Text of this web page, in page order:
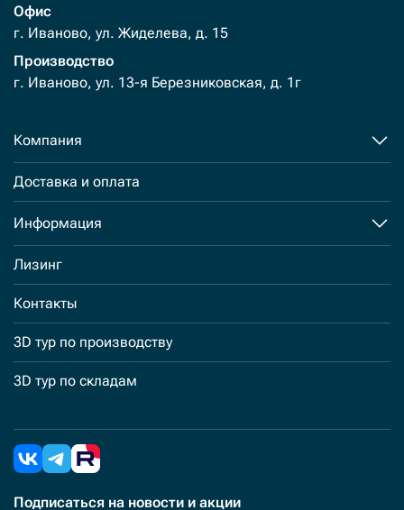
Офис
г. Иваново, ул. Жиделева, д. 15
Производство
г. Иваново, ул. 13-я Березниковская, д. 1г
Компания
Доставка и оплата
Информация
Лизинг
Контакты
3D тур по производству
3D тур по складам
Подписаться на новости и акции